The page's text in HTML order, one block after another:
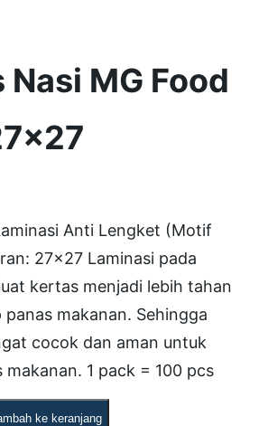
MG Food
Anti Lengket (Motif
27×27 Laminasi pada
kertas menjadi lebih tahan
makanan. Sehingga
cocok dan aman untuk
makanan. 1 pack = 100 pcs
ke keranjang